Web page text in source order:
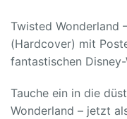
Twisted Wonderland
(Hardcover) mit
fantastischen
Tauche ein in die
Wonderland – jetzt